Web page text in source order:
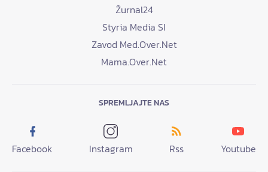
Žurnal24
Styria Media SI
Zavod Med.Over.Net
Mama.Over.Net
SPREMLJAJTE NAS
Facebook Instagram Rss Youtube